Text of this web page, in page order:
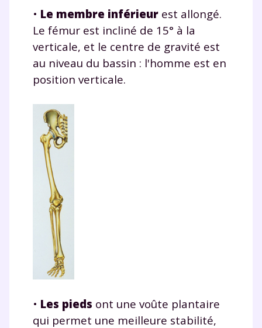
• Le membre inférieur est allongé.
Le fémur est incliné de 15° à la
verticale, et le centre de gravité est
au niveau du bassin : l'homme est en
position verticale.
• Les pieds ont une voûte plantaire
qui permet une meilleure stabilité,